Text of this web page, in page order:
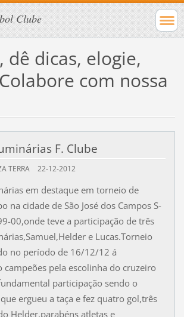
Clube
dê dicas, elogie,
com nossa
F. Clube
TERRA 22-12-2012
em destaque em torneio de
na cidade de São José dos Campos S-
00,onde teve a participação de três
e Lucas.Torneio
no período de 16/12/12 á
pela escolinha do cruzeiro
participação sendo o
ergueu a taça e fez quatro gol,três
Helder,parabéns atletas e